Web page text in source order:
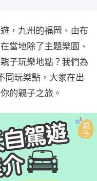
，九州的福岡、由布
當地除了主題樂園、
子玩樂地點？我們為
同玩樂點，大家在出
的親子之旅。